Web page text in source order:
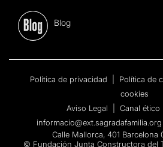
Blog
Política de privacidad Política de
cookies
Aviso Legal
Canal ético
informacio@ext.sagradafamilia.org
Calle Mallorca, 401 Barcelona
© Fundación Junta Constructora del